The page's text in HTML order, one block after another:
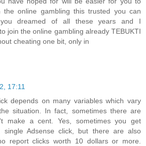
the online gambling this trusted you can
dreamed of all these years and I
join the online gambling already TEBUKTI
cheating one bit, only in
17:11
depends on many variables which vary
situation. In fact, sometimes there are
make a cent. Yes, sometimes you get
single Adsense click, but there are also
report clicks worth 10 dollars or more.